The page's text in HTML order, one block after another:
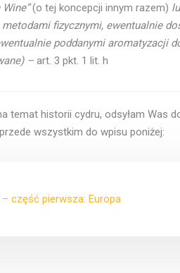
(o tej koncepcji innym razem)
fizycznymi, ewentualnie
poddanymi aromatyzacji
– art. 3 pkt. 1 lit. h
temat historii cydru, odsyłam Was
wszystkim do wpisu poniżej:
część pierwsza: Europa